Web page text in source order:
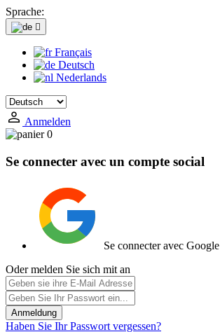
Sprache:

Français
Deutsch
Nederlands
Anmelden
0
Se connecter avec un compte social
Se connecter avec Google
Oder melden Sie sich mit an
Anmeldung
Haben Sie Ihr Passwort vergessen?